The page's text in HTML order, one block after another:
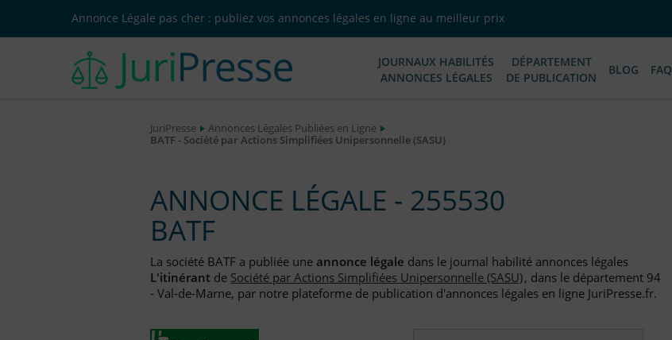
Annonce Légale pas cher : publiez vos annonces légales en ligne au meilleur prix
JOURNAUX HABILITÉS
ANNONCES LÉGALES
DÉPARTEMENT
DE PUBLICATION
BLOG FAQ
JuriPresse
Annonces Légales Publiées en Ligne
BATF - Société par Actions Simplifiées Unipersonnelle (SASU)
ANNONCE LÉGALE - 255530
BATF
La société BATF a publiée une annonce légale dans le journal habilité annonces légales
L'itinérant de Société par Actions Simplifiées Unipersonnelle (SASU), dans le département 94
- Val-de-Marne, par notre plateforme de publication d'annonces légales en ligne JuriPresse.fr.